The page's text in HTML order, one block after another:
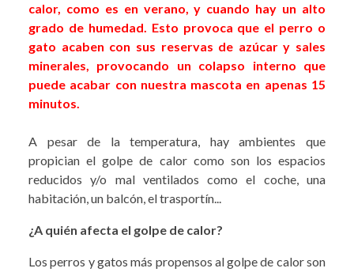
calor, como es en verano, y cuando hay un alto
grado de humedad. Esto provoca que el perro o
gato acaben con sus reservas de azúcar y sales
minerales, provocando un colapso interno que
puede acabar con nuestra mascota en apenas 15
minutos.
A pesar de la temperatura, hay ambientes que
propician el golpe de calor como son los espacios
reducidos y/o mal ventilados como el coche, una
habitación, un balcón, el trasportín...
¿A quién afecta el golpe de calor?
Los perros y gatos más propensos al golpe de calor son